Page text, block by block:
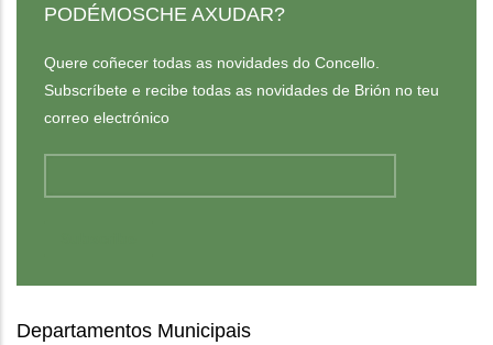
PODÉMOSCHE AXUDAR?
Quere coñecer todas as novidades do Concello.
Subscríbete e recibe todas as novidades de Brión no teu
correo electrónico
Departamentos Municipais